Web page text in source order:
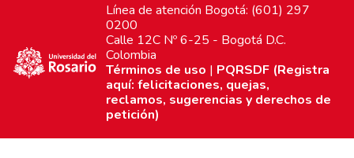
Línea de atención Bogotá: (601) 297
0200
Calle 12C Nº 6-25 - Bogotá D.C.
Colombia
Términos de uso | PQRSDF (Registra
aquí: felicitaciones, quejas,
reclamos, sugerencias y derechos de
petición)